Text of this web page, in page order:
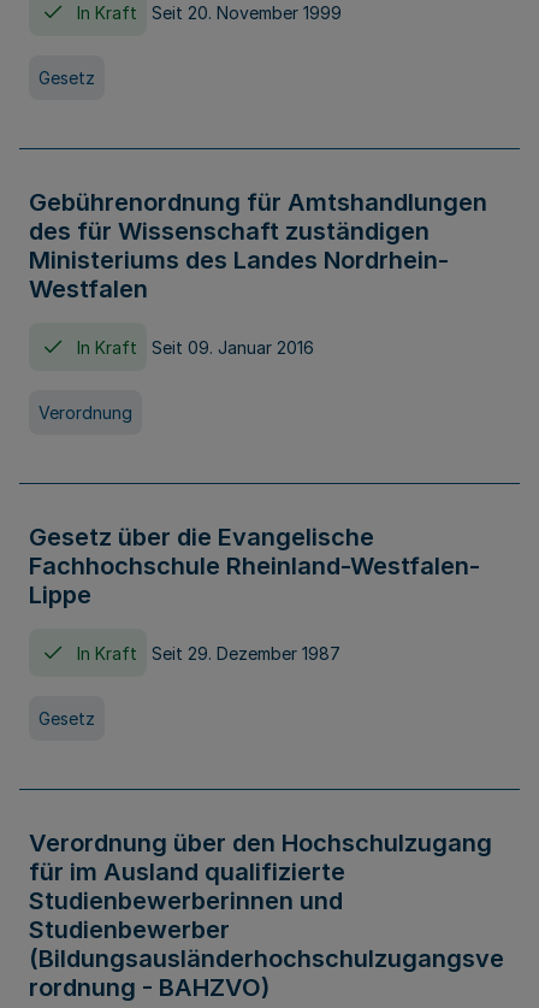
In Kraft Seit 20. November 1999
Gesetz
Gebührenordnung für Amtshandlungen
des für Wissenschaft zuständigen
Ministeriums des Landes Nordrhein-
Westfalen
In Kraft Seit 09. Januar 2016
Verordnung
Gesetz über die Evangelische
Fachhochschule Rheinland-Westfalen-
Lippe
In Kraft Seit 29. Dezember 1987
Gesetz
Verordnung über den Hochschulzugang
für im Ausland qualifizierte
Studienbewerberinnen und
Studienbewerber
(Bildungsausländerhochschulzugangsve
rordnung - BAHZVO)